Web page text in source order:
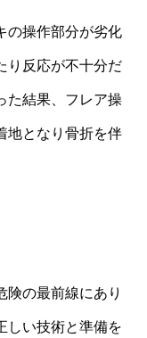
の操作部分が劣化
り反応が不十分だ
た結果、フレア操
地となり骨折を伴
険の最前線にあり
しい技術と準備を